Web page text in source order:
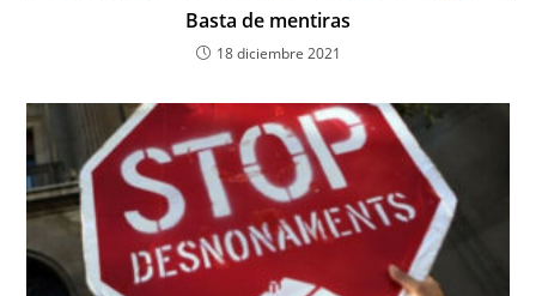
Basta de mentiras
18 diciembre 2021